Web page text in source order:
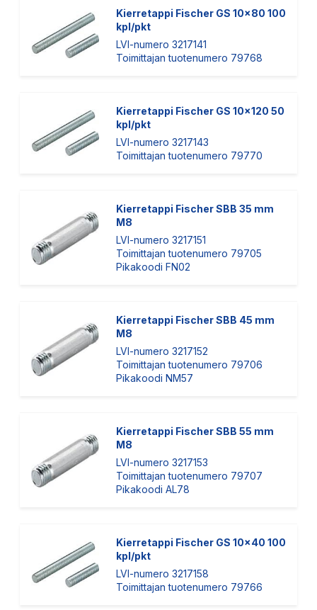
Kierretappi Fischer GS 10x80 100
kpl/pkt
LVI-numero 3217141
Toimittajan tuotenumero 79768
Kierretappi Fischer GS 10x120 50
kpl/pkt
LVI-numero 3217143
Toimittajan tuotenumero 79770
Kierretappi Fischer SBB 35 mm
M8
LVI-numero 3217151
Toimittajan tuotenumero 79705
Pikakoodi FN02
Kierretappi Fischer SBB 45 mm
M8
LVI-numero 3217152
Toimittajan tuotenumero 79706
Pikakoodi NM57
Kierretappi Fischer SBB 55 mm
M8
LVI-numero 3217153
Toimittajan tuotenumero 79707
Pikakoodi AL78
Kierretappi Fischer GS 10x40 100
kpl/pkt
LVI-numero 3217158
Toimittajan tuotenumero 79766